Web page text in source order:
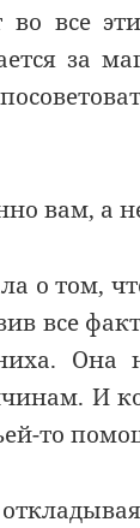
во все
за
вам, а
о том,
все
И
то